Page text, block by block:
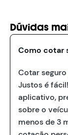
Dúvidas
Como cotar
Cotar
Justos é
aplicativo,
sobre o
menos de 3